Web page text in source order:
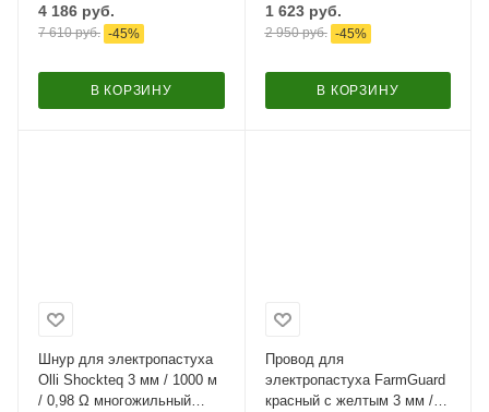
4 186 руб.
7 610руб. -45%
В КОРЗИНУ
1 623руб.
2 950руб. -45%
В КОРЗИНУ
Шнур для электропастуха
Olli Shockteq 3 мм / 1000 м
/ 0,98 Ω многожильный
Провод для
электропастуха FarmGuard
красный с желтым 3 мм /